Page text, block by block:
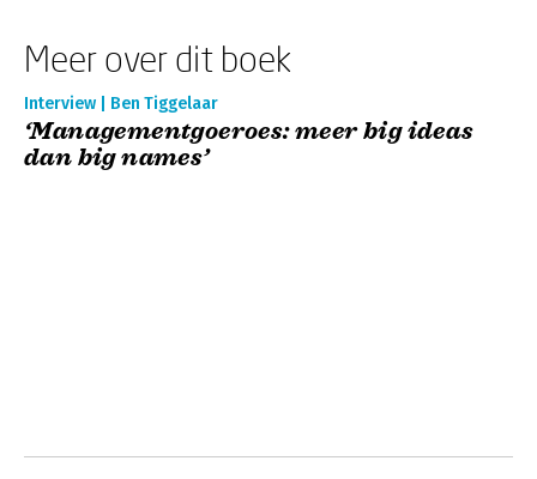
Meer over dit boek
Interview | Ben Tiggelaar
‘Managementgoeroes: meer big ideas
dan big names’